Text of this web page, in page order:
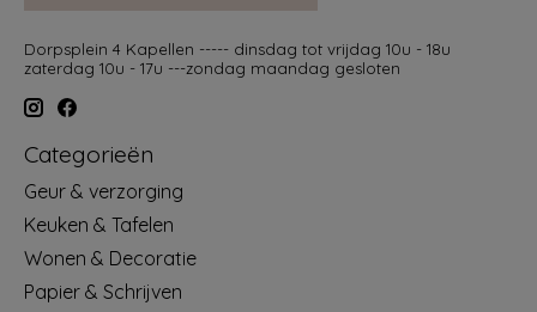
Dorpsplein 4 Kapellen ----- dinsdag tot vrijdag 10u - 18u
zaterdag 10u - 17u ---zondag maandag gesloten
Categorieën
Geur & verzorging
Keuken & Tafelen
Wonen & Decoratie
Papier & Schrijven